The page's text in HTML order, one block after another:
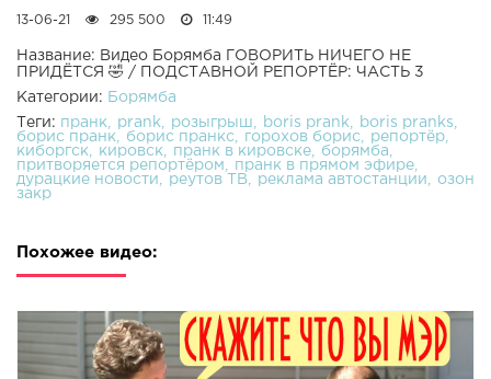
13-06-21 295 500 11:49
Название: Видео Борямба ГОВОРИТЬ НИЧЕГО НЕ
ПРИДЁТСЯ 🤣 / ПОДСТАВНОЙ РЕПОРТЁР: ЧАСТЬ 3
Категории: Борямба
Теги: пранк prank розыгрыш boris prank
boris pranks
борис пранк
борис пранкс горохов борис
репортёр
киборгск
кировск пранк в кировске
борямба
притворяется репортёром
пранк в прямом эфире
дурацкие новости
реутов ТВ реклама автостанции
озон
закр
Похожее видео: